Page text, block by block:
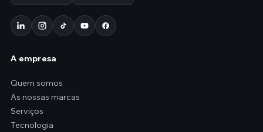
A empresa
Quem somos
As nossas marcas
Serviços
Tecnologia